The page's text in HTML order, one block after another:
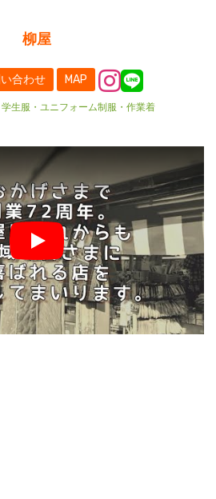
柳屋
合わせ MAP
学生服・ユニフォーム制服・作業着
Play